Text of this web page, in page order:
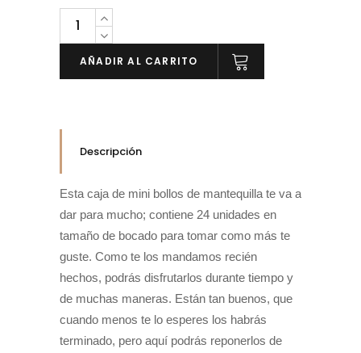
AÑADIR AL CARRITO
Descripción
Esta caja de mini bollos de mantequilla te va a
dar para mucho; contiene 24 unidades en
tamaño de bocado para tomar como más te
guste. Como te los mandamos recién
hechos, podrás disfrutarlos durante tiempo y
de muchas maneras. Están tan buenos, que
cuando menos te lo esperes los habrás
terminado, pero aquí podrás reponerlos de